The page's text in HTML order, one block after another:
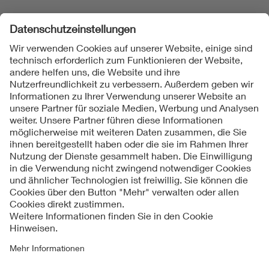
Folgen Sie uns
Kontakte
Service
Impressum
Datenschutzinformationen
Cookie Hinweise